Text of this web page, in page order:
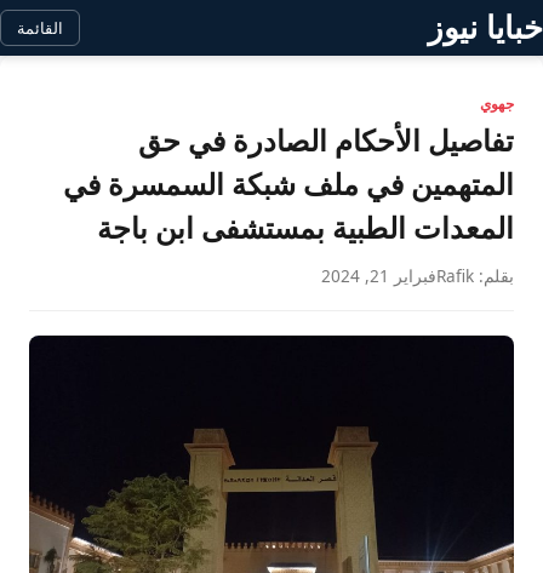
خبايا نيوز القائمة
جهوي
تفاصيل الأحكام الصادرة في حق
المتهمين في ملف شبكة السمسرة في
المعدات الطبية بمستشفى ابن باجة
بقلم: Rafik فبراير 21, 2024